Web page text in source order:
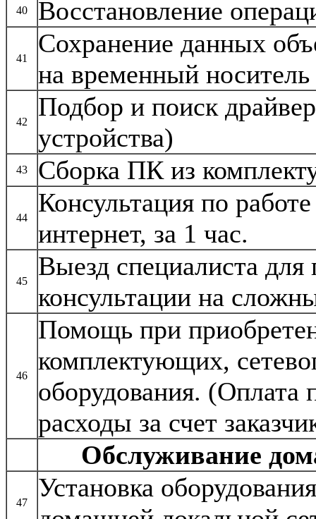
40 Восстановление
41
Сохранение данных
на временный носитель
42
Подбор и поиск
устройства)
43 Сборка ПК из
44
Консультация по
интернет, за 1 час.
45
Выезд специалиста для
консультации на
46
Помощь при
комплектующих,
оборудования. (Оплата
расходы за счет
Обслуживание
47
Установка